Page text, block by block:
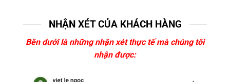
NHẬN XÉT CỦA KHÁCH HÀNG
Bên dưới là những nhận xét thực tế mà chúng tôi
nhận được: